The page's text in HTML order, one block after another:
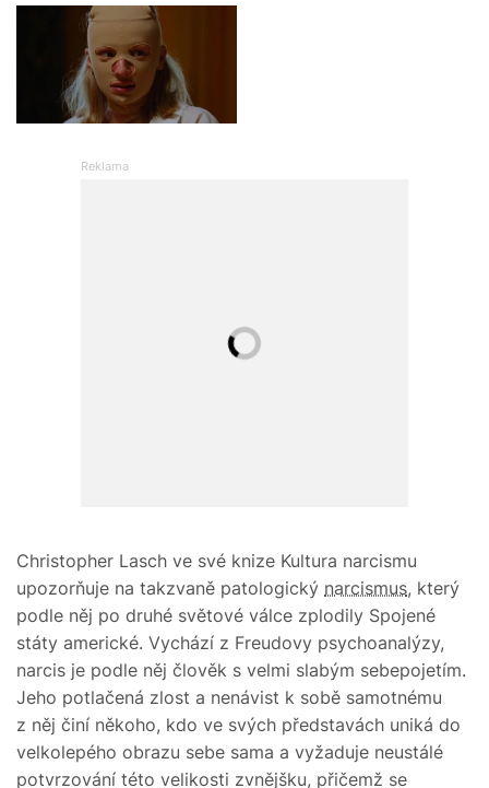
Christopher Lasch ve své knize Kultura narcismu
upozorňuje na takzvaně patologický narcismus, který
podle něj po druhé světové válce zplodily Spojené
státy americké. Vychází z Freudovy psychoanalýzy,
narcis je podle něj člověk s velmi slabým sebepojetím.
Jeho potlačená zlost a nenávist k sobě samotnému
z něj činí někoho, kdo ve svých představách uniká do
velkolepého obrazu sebe sama a vyžaduje neustálé
potvrzování této velikosti zvnějšku, přičemž se